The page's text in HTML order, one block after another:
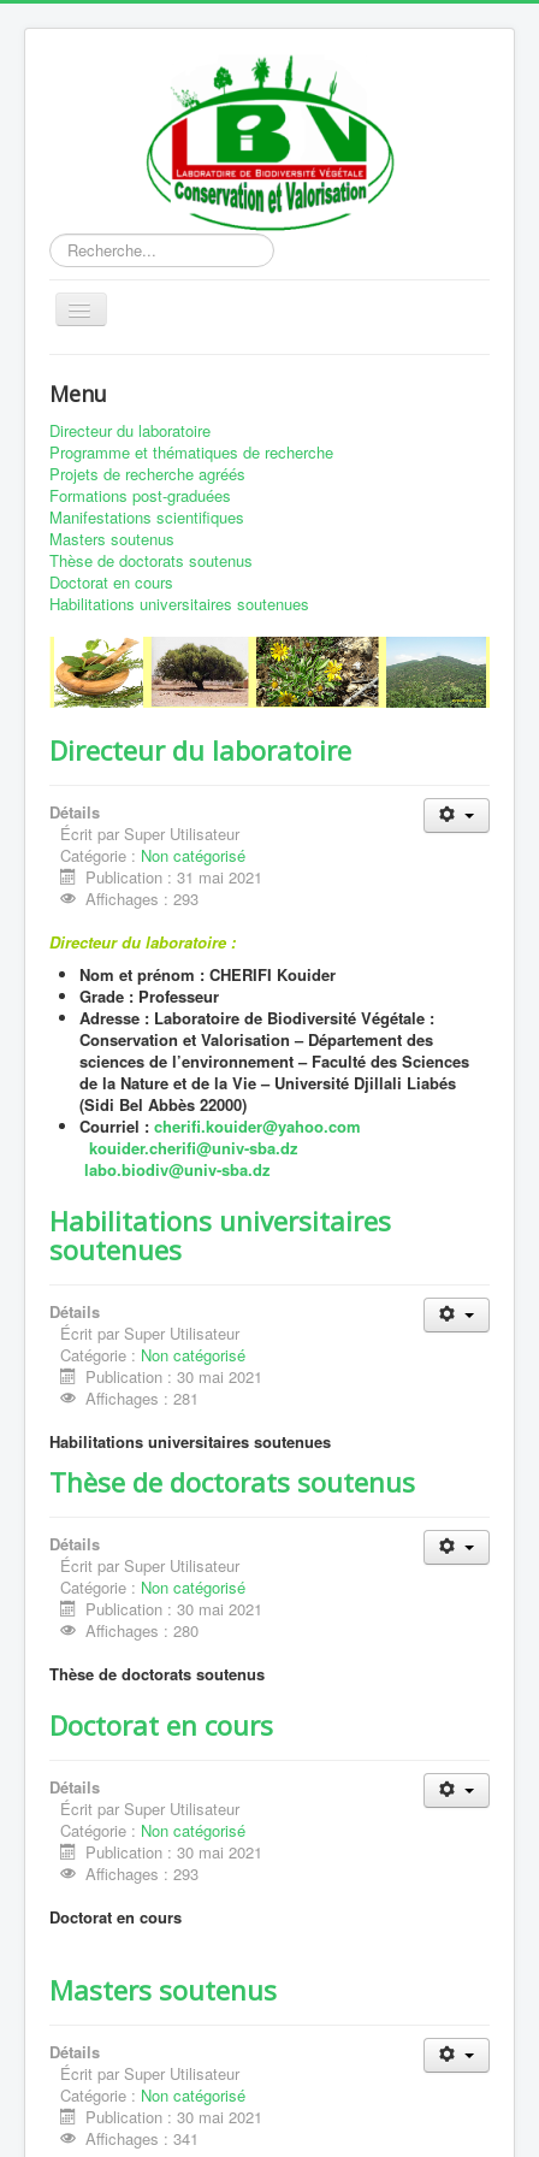
Rechercher
Basculer
la
Equipes de recherche
Equipement
Production scientifique
Publication
Coopérations
Contact
Menu
Directeur du laboratoire
Programme et thématiques de recherche
Projets de recherche agréés
Formations post-graduées
Manifestations scientifiques
Masters soutenus
Thèse de doctorats soutenus
Doctorat en cours
Habilitations universitaires soutenues
Directeur du laboratoire
Détails
Écrit par Super Utilisateur
Catégorie : Non catégorisé
Publication : 31 mai 2021
Affichages : 293
Directeur du laboratoire :
Nom et prénom : CHERIFI Kouider
Grade : Professeur
Adresse : Laboratoire de Biodiversité Végétale :
Conservation et Valorisation – Département des
sciences de l’environnement – Faculté des Sciences
de la Nature et de la Vie – Université Djillali Liabés
(Sidi Bel Abbès 22000)
Courriel : cherifi.kouider@yahoo.com
kouider.cherifi@univ-sba.dz
labo.biodiv@univ-sba.dz
Habilitations universitaires
soutenues
Détails
Écrit par Super Utilisateur
Catégorie : Non catégorisé
Publication : 30 mai 2021
Affichages : 281
Habilitations universitaires soutenues
Thèse de doctorats soutenus
Détails
Écrit par Super Utilisateur
Catégorie : Non catégorisé
Publication : 30 mai 2021
Affichages : 280
Thèse de doctorats soutenus
Doctorat en cours
Détails
Écrit par Super Utilisateur
Catégorie : Non catégorisé
Publication : 30 mai 2021
Affichages : 293
Doctorat en cours
Masters soutenus
Détails
Écrit par Super Utilisateur
Catégorie : Non catégorisé
Publication : 30 mai 2021
Affichages : 341